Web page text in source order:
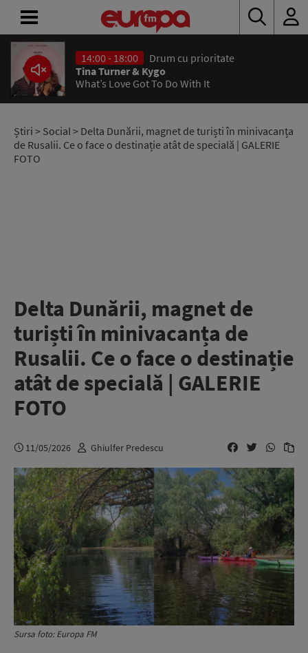
14:00 - 18:00
Drum cu prioritate
Tina Turner & Kygo
What’s Love Got To Do With It
Știri > Social> Delta Dunării, magnet de turiști în minivacanța
de Rusalii. Ce o face o destinație atât de specială | GALERIE
FOTO
Delta Dunării, magnet de
turiști în minivacanța de
Rusalii. Ce o face o destinație
atât de specială | GALERIE
FOTO
11/05/2026 Ghiulfer Predescu
Sursa foto: Europa FM
ACASĂ
ȘTIRI
RADIO
CONCURSURI